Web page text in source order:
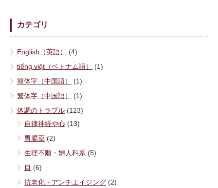
カテゴリ
English（英語）
(4)
tiếng việt（ベトナム語）
(1)
簡体字（中国語）
(1)
繁体字（中国語）
(1)
体調のトラブル (123)
自律神経や心 (13)
胃腸薬 (2)
生理不順・婦人科系 (5)
目 (6)
抗老化・アンチエイジング (2)